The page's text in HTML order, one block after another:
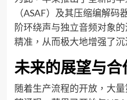
（ASAF）及其压缩编解码
阶环绕声与独立音频对象
精准，从而极大地增强了沉
未来的展望与合
随着生产流程的开放，大